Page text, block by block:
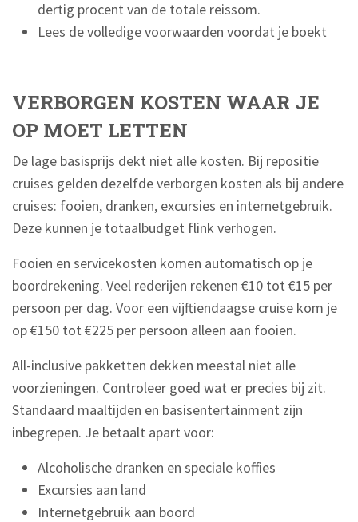
dertig procent van de totale reissom.
Lees de volledige voorwaarden voordat je boekt
VERBORGEN KOSTEN WAAR JE
OP MOET LETTEN
De lage basisprijs dekt niet alle kosten. Bij repositie
cruises gelden dezelfde verborgen kosten als bij andere
cruises: fooien, dranken, excursies en internetgebruik.
Deze kunnen je totaalbudget flink verhogen.
Fooien en servicekosten komen automatisch op je
boordrekening. Veel rederijen rekenen €10 tot €15 per
persoon per dag. Voor een vijftiendaagse cruise kom je
op €150 tot €225 per persoon alleen aan fooien.
All-inclusive pakketten dekken meestal niet alle
voorzieningen. Controleer goed wat er precies bij zit.
Standaard maaltijden en basisentertainment zijn
inbegrepen. Je betaalt apart voor:
Alcoholische dranken en speciale koffies
Excursies aan land
Internetgebruik aan boord